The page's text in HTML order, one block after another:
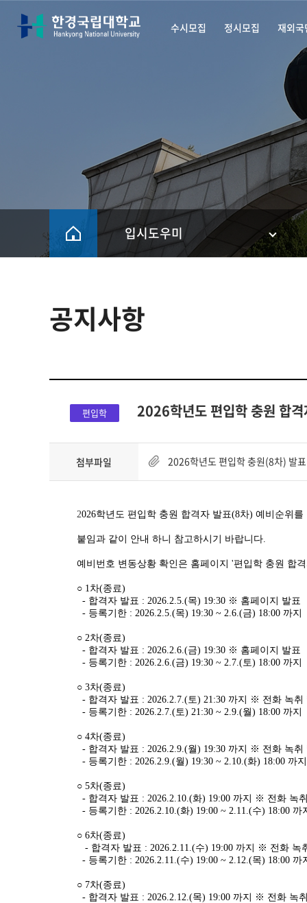
수시모집 정시모집 재외국
HOME
입시도우미
공지사항
편입학 2026학년도 편입학 충원 합
첨부파일 2026학년도 편입학 충원(8차) 발
2026학년도 편입학 충원 합격자 발표(8차) 예비순위를
붙임과 같이 안내 하니 참고하시기 바랍니다.
예비번호 변동상황 확인은 홈페이지 '편입학 충원 합
○ 1차(종료)
- 합격자 발표 : 2026.2.5.(목) 19:30 ※ 홈페이지 발표
- 등록기한 : 2026.2.5.(목) 19:30 ~ 2.6.(금) 18:00 까지
○ 2차(종료)
- 합격자 발표 : 2026.2.6.(금) 19:30 ※ 홈페이지 발표
- 등록기한 : 2026.2.6.(금) 19:30 ~ 2.7.(토) 18:00 까지
○ 3차(종료)
- 합격자 발표 : 2026.2.7.(토) 21:30 까지 ※ 전화 녹취
- 등록기한 : 2026.2.7.(토) 21:30 ~ 2.9.(월) 18:00 까지
○ 4차(종료)
- 합격자 발표 : 2026.2.9.(월) 19:30 까지 ※ 전화 녹취
- 등록기한 : 2026.2.9.(월) 19:30 ~ 2.10.(화) 18:00 까지
○ 5차(종료)
- 합격자 발표 : 2026.2.10.(화) 19:00 까지 ※ 전화 녹
- 등록기한 : 2026.2.10.(화) 19:00 ~ 2.11.(수) 18:00 까
○ 6차(종료)
- 합격자 발표 : 2026.2.11.(수) 19:00 까지 ※ 전화 녹
- 등록기한 : 2026.2.11.(수) 19:00 ~ 2.12.(목) 18:00 까
○ 7차(종료)
- 합격자 발표 : 2026.2.12.(목) 19:00 까지 ※ 전화 녹